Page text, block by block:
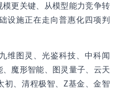
更关键、从模型能力竞争转
设施正在走向普惠化四项判
维图灵、光鉴科技、中科闻
魔形智能、图灵量子、云天
初、清程极智、Z基金、金智